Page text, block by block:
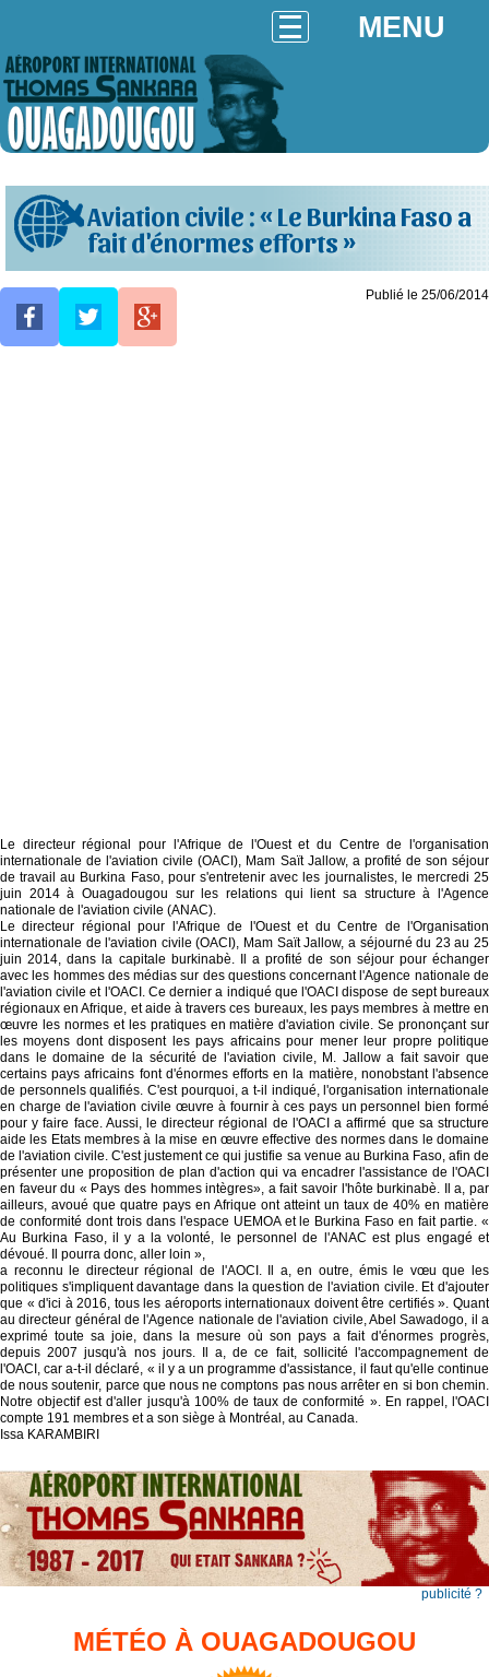
MENU
Aviation civile : « Le Burkina Faso a
fait d'énormes efforts »
Publié le 25/06/2014
Le directeur régional pour l'Afrique de l'Ouest et du Centre de l'organisation
internationale de l'aviation civile (OACI), Mam Saït Jallow, a profité de son séjour
de travail au Burkina Faso, pour s'entretenir avec les journalistes, le mercredi 25
juin 2014 à Ouagadougou sur les relations qui lient sa structure à l'Agence
nationale de l'aviation civile (ANAC).
Le directeur régional pour l'Afrique de l'Ouest et du Centre de l'Organisation
internationale de l'aviation civile (OACI), Mam Saït Jallow, a séjourné du 23 au 25
juin 2014, dans la capitale burkinabè. Il a profité de son séjour pour échanger
avec les hommes des médias sur des questions concernant l'Agence nationale de
l'aviation civile et l'OACI. Ce dernier a indiqué que l'OACI dispose de sept bureaux
régionaux en Afrique, et aide à travers ces bureaux, les pays membres à mettre en
œuvre les normes et les pratiques en matière d'aviation civile. Se prononçant sur
les moyens dont disposent les pays africains pour mener leur propre politique
dans le domaine de la sécurité de l'aviation civile, M. Jallow a fait savoir que
certains pays africains font d'énormes efforts en la matière, nonobstant l'absence
de personnels qualifiés. C'est pourquoi, a t-il indiqué, l'organisation internationale
en charge de l'aviation civile œuvre à fournir à ces pays un personnel bien formé
pour y faire face. Aussi, le directeur régional de l'OACI a affirmé que sa structure
aide les Etats membres à la mise en œuvre effective des normes dans le domaine
de l'aviation civile. C'est justement ce qui justifie sa venue au Burkina Faso, afin de
présenter une proposition de plan d'action qui va encadrer l'assistance de l'OACI
en faveur du « Pays des hommes intègres», a fait savoir l'hôte burkinabè. Il a, par
ailleurs, avoué que quatre pays en Afrique ont atteint un taux de 40% en matière
de conformité dont trois dans l'espace UEMOA et le Burkina Faso en fait partie. «
Au Burkina Faso, il y a la volonté, le personnel de l'ANAC est plus engagé et
dévoué. Il pourra donc, aller loin »,
a reconnu le directeur régional de l'AOCI. Il a, en outre, émis le vœu que les
politiques s'impliquent davantage dans la question de l'aviation civile. Et d'ajouter
que « d'ici à 2016, tous les aéroports internationaux doivent être certifiés ». Quant
au directeur général de l'Agence nationale de l'aviation civile, Abel Sawadogo, il a
exprimé toute sa joie, dans la mesure où son pays a fait d'énormes progrès,
depuis 2007 jusqu'à nos jours. Il a, de ce fait, sollicité l'accompagnement de
l'OACI, car a-t-il déclaré, « il y a un programme d'assistance, il faut qu'elle continue
de nous soutenir, parce que nous ne comptons pas nous arrêter en si bon chemin.
Notre objectif est d'aller jusqu'à 100% de taux de conformité ». En rappel, l'OACI
compte 191 membres et a son siège à Montréal, au Canada.
Issa KARAMBIRI
publicité ?
MÉTÉO À OUAGADOUGOU